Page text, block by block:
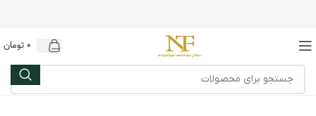
0 تومان